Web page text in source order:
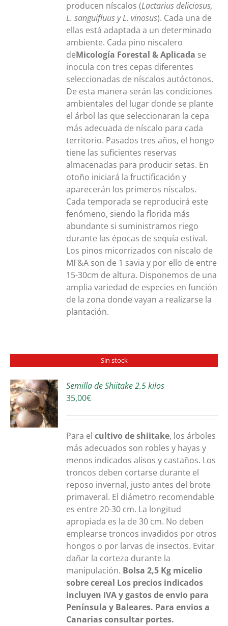
producen níscalos (Lactarius deliciosus,
L. sanguifluus y L. vinosus). Cada una de
ellas está adaptada a un determinado
ambiente. Cada pino niscalero
deMicología Forestal & Aplicada se
inocula con tres cepas diferentes
seleccionadas de níscalos autóctonos.
De esta manera serán las condiciones
ambientales del lugar donde se plante
el árbol las que seleccionaran la cepa
más adecuada de níscalo para cada
territorio. Pasados tres años, el hongo
tiene las suficientes reservas
almacenadas para producir setas. En
otoño iniciará la fructificación y
aparecerán los primeros níscalos.
Cada temporada se reproducirá este
fenómeno, siendo la florida más
abundante si suministramos riego
durante las épocas de sequía estival.
Los pinos micorrizados con níscalo de
MF&A son de 1 savia y por ello de entre
15-30cm de altura. Disponemos de una
amplia variedad de especies en función
de la zona donde vayan a realizarse la
plantación.
Sin stock
Semilla de Shiitake 2.5 kilos
35,00€
Para elcultivo de shiitake, los árboles
más adecuados son robles y hayas y
menos indicados alisos y castaños. Los
troncos deben cortarse durante el
reposo invernal, justo antes del brote
primaveral. El diámetro recomendable
es entre 20-30 cm. La longitud
apropiada es la de 30 cm. No deben
emplearse troncos invadidos por otros
hongos o por larvas de insectos. Evitar
dañar la corteza durante la
manipulación. Bolsa 2,5 Kg micelio
sobre cereal Los precios indicados
incluyen IVA y gastos de envio para
Península y Baleares. Para envios a
Canarias consultar portes.